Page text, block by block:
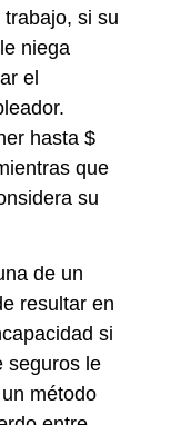
si su
niega
el
hasta $
que
su
de un
resultar en
si
seguros le
método